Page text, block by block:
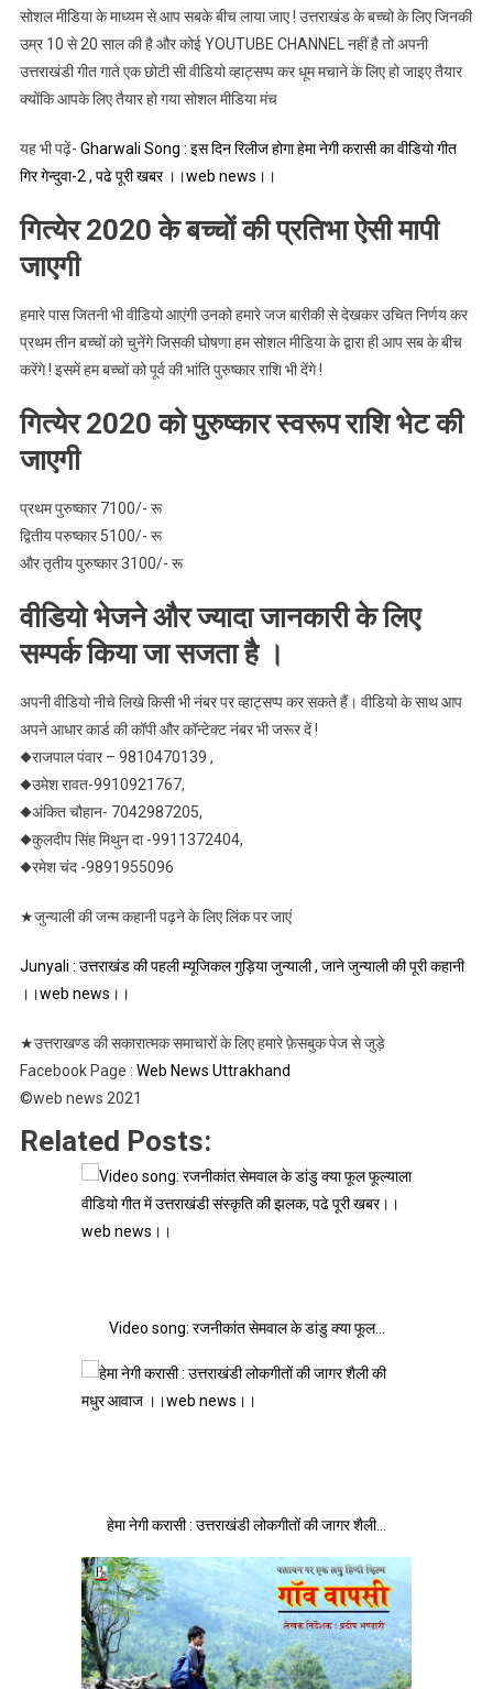
सोशल मीडिया के माध्यम से आप सबके बीच लाया जाए ! उत्तराखंड के बच्चो के लिए जिनकी
उम्र 10 से 20 साल की है और कोई YOUTUBE CHANNEL नहीं है तो अपनी
उत्तराखंडी गीत गाते एक छोटी सी वीडियो व्हाट्सप्प कर धूम मचाने के लिए हो जाइए तैयार
क्योंकि आपके लिए तैयार हो गया सोशल मीडिया मंच
यह भी पढ़ें- Gharwali Song : इस दिन रिलीज होगा हेमा नेगी करासी का वीडियो गीत
गिर गेन्दुवा-2 , पढे पूरी खबर ।।web news।।
गित्येर 2020 के बच्चों की प्रतिभा ऐसी मापी
जाएगी
हमारे पास जितनी भी वीडियो आएंगी उनको हमारे जज बारीकी से देखकर उचित निर्णय कर
प्रथम तीन बच्चों को चुनेंगे जिसकी घोषणा हम सोशल मीडिया के द्वारा ही आप सब के बीच
करेंगे ! इसमें हम बच्चों को पूर्व की भांति पुरुष्कार राशि भी देंगे !
गित्येर 2020 को पुरुष्कार स्वरूप राशि भेट की
जाएगी
प्रथम पुरुष्कार 7100/- रू
द्वितीय परुष्कार 5100/- रू
और तृतीय पुरुष्कार 3100/- रू
वीडियो भेजने और ज्यादा जानकारी के लिए
सम्पर्क किया जा सजता है ।
अपनी वीडियो नीचे लिखे किसी भी नंबर पर व्हाट्सप्प कर सकते हैं। वीडियो के साथ आप
अपने आधार कार्ड की कॉपी और कॉन्टेक्ट नंबर भी जरूर दें !
◆राजपाल पंवार – 9810470139 ,
◆उमेश रावत-9910921767,
◆अंकित चौहान- 7042987205,
◆कुलदीप सिंह मिथुन दा -9911372404,
◆रमेश चंद -9891955096
★जुन्याली की जन्म कहानी पढ़ने के लिए लिंक पर जाएं
Junyali : उत्तराखंड की पहली म्यूजिकल गुड़िया जुन्याली , जाने जुन्याली की पूरी कहानी
।।web news।।
★उत्तराखण्ड की सकारात्मक समाचारों के लिए हमारे फ़ेसबुक पेज से जुड़े
Facebook Page : Web News Uttrakhand
©web news 2021
Related Posts:
Video song: रजनीकांत सेमवाल के डांडु क्या फूल…
हेमा नेगी करासी : उत्तराखंडी लोकगीतों की जागर शैली…